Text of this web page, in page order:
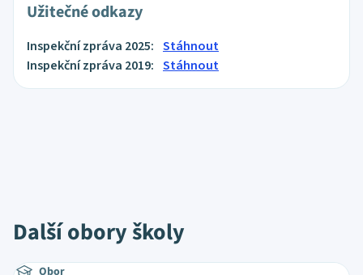
Užitečné odkazy
Inspekční zpráva 2025: Stáhnout
Inspekční zpráva 2019: Stáhnout
Další obory školy
Obor